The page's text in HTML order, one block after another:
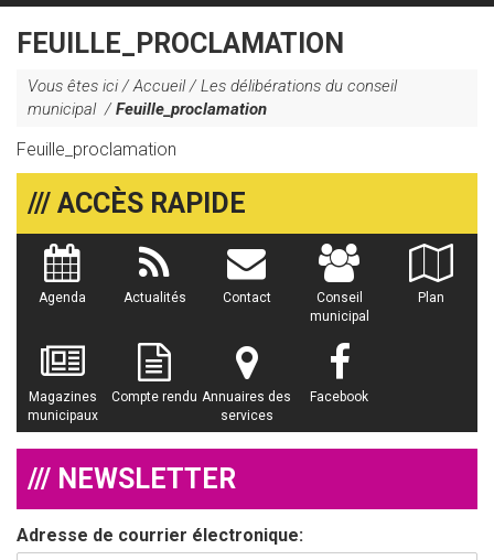
FEUILLE_PROCLAMATION
Vous êtes ici /Accueil/Les délibérations du conseil
municipal /Feuille_proclamation
Feuille_proclamation
/// ACCÈS RAPIDE
Agenda Actualités Contact
Conseil
municipal
Plan
Magazines
municipaux
Compte rendu Annuaires des
services
Facebook
/// NEWSLETTER
Adresse de courrier électronique: